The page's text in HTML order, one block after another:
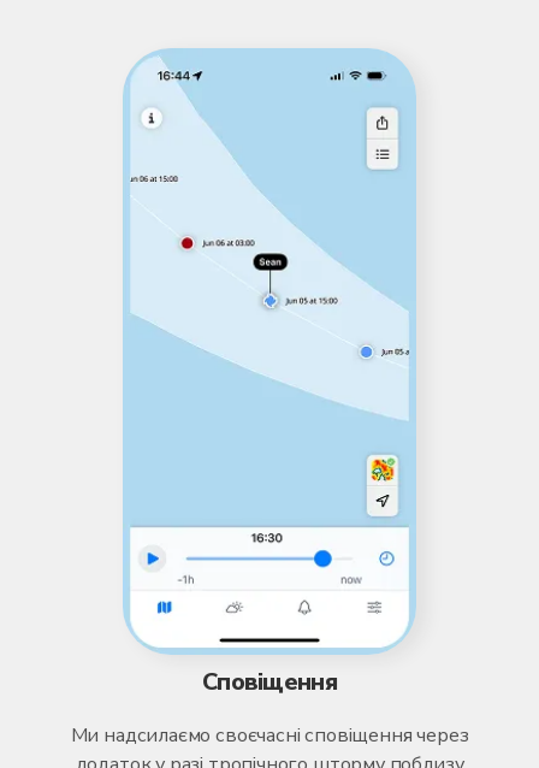
Сповіщення
Ми надсилаємо своєчасні сповіщення через